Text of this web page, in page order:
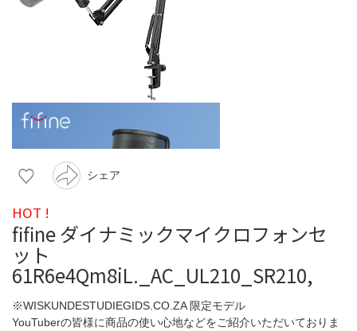
シェア
HOT !
fifine ダイナミックマイクロフォンセ
ット
61R6e4Qm8iL._AC_UL210_SR210,
※WISKUNDESTUDIEGIDS.CO.ZA 限定モデル
YouTuberの皆様に商品の使い心地などをご紹介いただいておりま